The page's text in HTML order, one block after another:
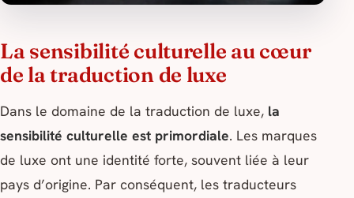
La sensibilité culturelle au cœur
de la traduction de luxe
Dans le domaine de la traduction de luxe, la
sensibilité culturelle est primordiale. Les marques
de luxe ont une identité forte, souvent liée à leur
pays d’origine. Par conséquent, les traducteurs